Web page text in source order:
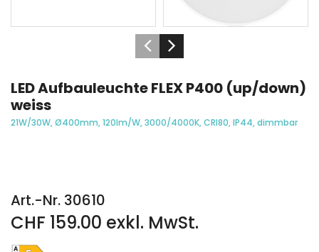
LED Aufbauleuchte FLEX P400 (up/down)
weiss
21W/30W, Ø400mm, 120lm/W, 3000/4000K, CRI80, IP44, dimmbar
Art.-Nr. 30610
CHF 159.00 exkl. MwSt.